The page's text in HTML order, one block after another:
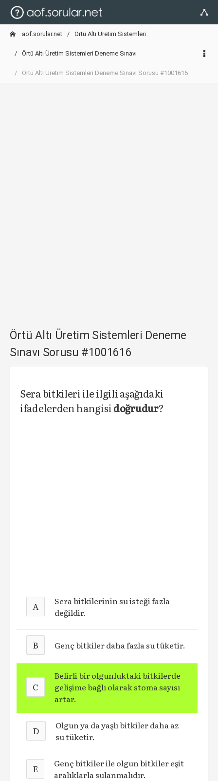
aof.sorular.net Örtü Altı Üretim Sistemleri
Örtü Altı Üretim Sistemleri Deneme Sınavı
Örtü Altı Üretim Sistemleri Deneme Sınavı Sorusu #1001616
Örtü Altı Üretim Sistemleri Deneme
Sınavı Sorusu #1001616
Sera bitkileri ile ilgili aşağıdaki
ifadelerden hangisidoğrudur?
A
Sera bitkilerinin su isteği fazla
değildir.
B Genç bitkiler daha fazla su tüketir.
C
Belirli bir olgunluktaki bitkilerde
gelişime bağlı olarak stoma sayısı
artar.
D
Olgun ya da yaşlı bitkiler daha az
su tüketir.
E
Genç bitkiler ile olgun bitkiler eşit
aralıklarla sulanmalıdır.